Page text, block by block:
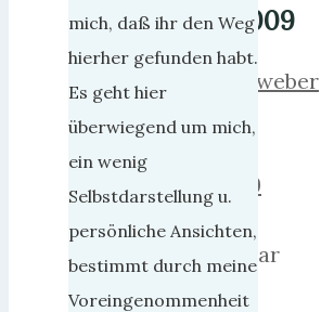
2009
herrweber
2009
16.
Januar
2019
mich, daß ihr den Weg
hierher gefunden habt.
Es geht hier
überwiegend um mich,
ein wenig
Selbstdarstellung u.
persönliche Ansichten,
bestimmt durch meine
Voreingenommenheit